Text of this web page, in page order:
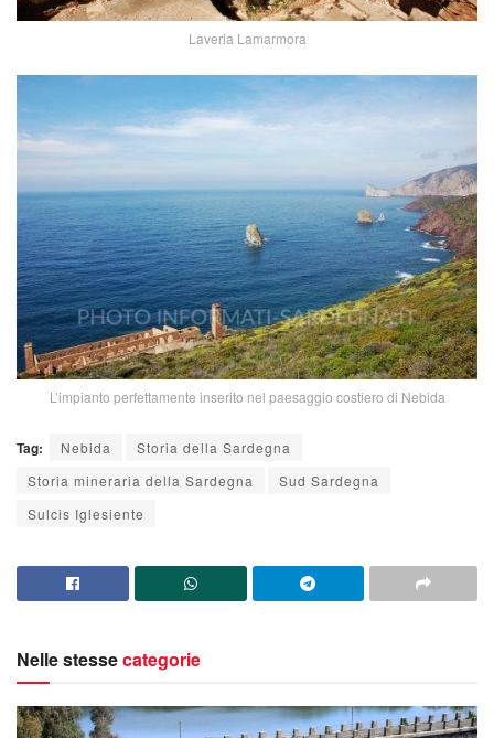
Laveria Lamarmora
L’impianto perfettamente inserito nel paesaggio costiero di Nebida
Tag: Nebida
Storia della Sardegna
Storia mineraria della Sardegna
Sud Sardegna
Sulcis Iglesiente
Nelle stessecategorie